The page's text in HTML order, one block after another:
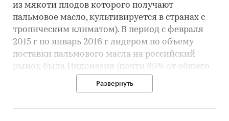
из мякоти плодов которого получают
пальмовое масло, культивируется в странах с
тропическим климатом). В период с февраля
2015 г по январь 2016 г лидером по объему
поставки пальмового масла на российский
рынок была Индонезия (почти 85% от общего
поставки продукции из этой страны была
Развернуть